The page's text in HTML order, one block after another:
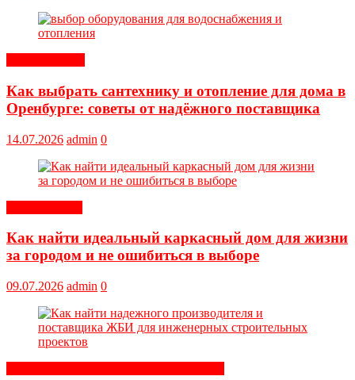
Как выбрать сантехнику и отопление для дома в
Оренбурге: советы от надёжного поставщика
14.07.2026 admin 0
Как найти идеальный каркасный дом для жизни
за городом и не ошибиться в выборе
09.07.2026 admin 0